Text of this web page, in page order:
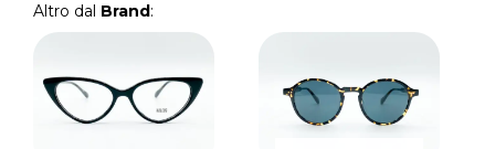
Altro dal Brand:
prodotto
ha